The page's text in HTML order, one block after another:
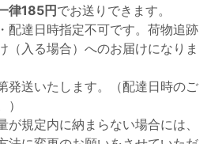
律185円でお送りできます。
配達日時指定不可です。荷物追跡
（入る場合）へのお届けになりま
発送いたします。（配達日時のご
が規定内に納まらない場合には、